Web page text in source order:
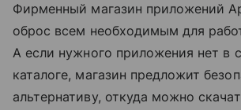
Фирменный магазин приложений
оброс всем необходимым для
А если нужного приложения нет в
каталоге, магазин предложит
альтернативу, откуда можно